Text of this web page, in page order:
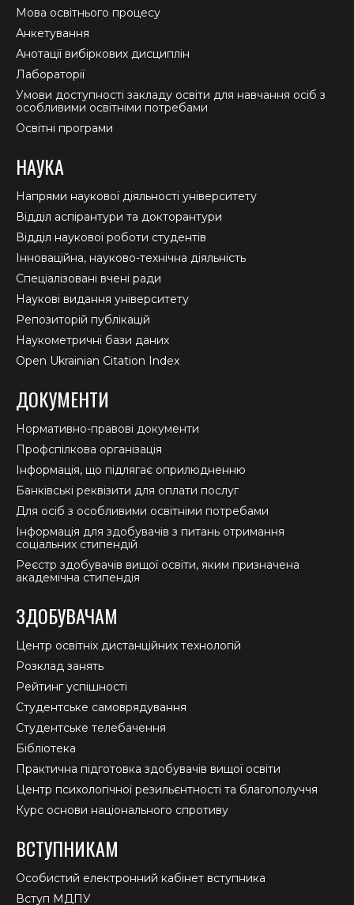
Мова освітнього процесу
Анкетування
Анотації вибіркових дисциплін
Лабораторії
Умови доступності закладу освіти для навчання осіб з
особливими освітніми потребами
Освітні програми
НАУКА
Напрями наукової діяльності університету
Відділ аспірантури та докторантури
Відділ наукової роботи студентів
Інноваційна, науково-технічна діяльність
Спеціалізовані вчені ради
Наукові видання університету
Репозиторій публікацій
Наукометричні бази даних
Open Ukrainian Citation Index
ДОКУМЕНТИ
Нормативно-правові документи
Профспілкова організація
Інформація, що підлягає оприлюдненню
Банківські реквізити для оплати послуг
Для осіб з особливими освітніми потребами
Інформація для здобувачів з питань отримання
соціальних стипендій
Реєстр здобувачів вищої освіти, яким призначена
академічна стипендія
ЗДОБУВАЧАМ
Центр освітніх дистанційних технологій
Розклад занять
Рейтинг успішності
Студентське самоврядування
Студентське телебачення
Бібліотека
Практична підготовка здобувачів вищої освіти
Центр психологічної резильєнтності та благополуччя
Курс основи національного спротиву
ВСТУПНИКАМ
Особистий електронний кабінет вступника
Вступ МДПУ